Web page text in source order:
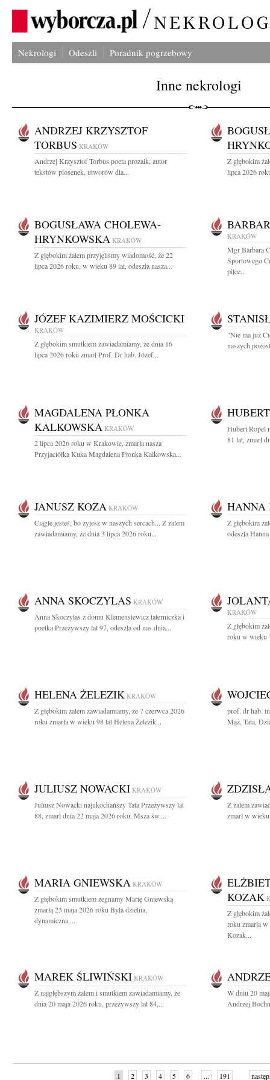
Nekrologi Odeszli Poradnik pogrzebowy
Inne nekrologi
ANDRZEJ KRZYSZTOF
TORBUS KRAKÓW
Andrzej Krzysztof Torbus poeta prozaik, autor
tekstów piosenek, utworów dla...
Z głębokim
lipca 2026
BOGUSŁAWA CHOLEWA-
HRYNKOWSKA KRAKÓW
Z głębokim żalem przyjęliśmy wiadomość, że 22
lipca 2026 roku, w wieku 89 lat, odeszła nasza...
KRAKÓW
Mgr Barbara
Sportowego
piłce...
JÓZEF KAZIMIERZ MOŚCICKI
KRAKÓW
Z głębokim smutkiem zawiadamiamy, że dnia 16
lipca 2026 roku zmarł Prof. Dr hab. Józef...
"Nie ma już
naszych
MAGDALENA PŁONKA
KALKOWSKA KRAKÓW
2 lipca 2026 roku w Krakowie, zmarła nasza
Przyjaciółka Kuka Magdalena Płonka Kalkowska...
Hubert Ropel
81 lat, zmarł
JANUSZ KOZA KRAKÓW
Ciągle jesteś, bo żyjesz w naszych sercach... Z żalem
zawiadamiamy, że dnia 3 lipca 2026 roku...
HANNA
Z głębokim
odeszła
ANNA SKOCZYLAS KRAKÓW
Anna Skoczylas z domu Klemensiewicz taterniczka i
poetka Przeżywszy lat 97, odeszła od nas dnia...
KRAKÓW
Z głębokim
roku w wieku
HELENA ŻELEZIK KRAKÓW
Z głębokim żalem zawiadamiamy, że 7 czerwca 2026
roku zmarła w wieku 98 lat Helena Żelezik...
prof. dr hab.
Mąż, Tata,
JULIUSZ NOWACKI KRAKÓW
Juliusz Nowacki najukochańszy Tata Przeżywszy lat
88, zmarł dnia 22 maja 2026 roku. Msza św....
Z żalem
zmarł w
MARIA GNIEWSKA KRAKÓW
Z głębokim smutkiem żegnamy Marię Gniewską
zmarłą 23 maja 2026 roku Była dzielna,
dynamiczna,...
KOZAK
Z głębokim
roku zmarła
Kozak...
MAREK ŚLIWIŃSKI KRAKÓW
Z najgłębszym żalem i smutkiem zawiadamiamy, że
dnia 20 maja 2026 roku, przeżywszy lat 84,...
W dniu 20
Andrzej
1 2 3 4 5 6 ... 191